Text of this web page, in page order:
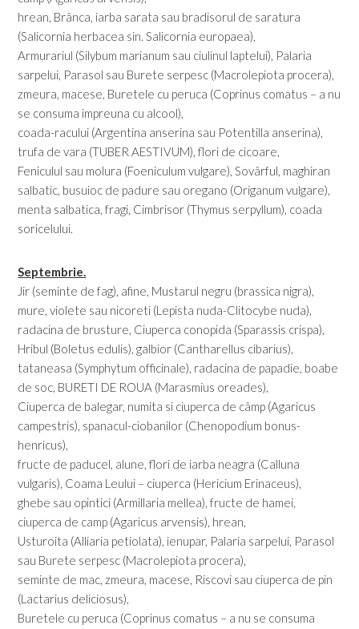
hrean, Brânca, iarba sarata sau bradisorul de saratura
(Salicornia herbacea sin. Salicornia europaea),
Armurariul (Silybum marianum sau ciulinul laptelui), Palaria
sarpelui, Parasol sau Burete serpesc (Macrolepiota procera),
zmeura, macese, Buretele cu peruca (Coprinus comatus – a nu
se consuma impreuna cu alcool),
coada-racului (Argentina anserina sau Potentilla anserina),
trufa de vara (TUBER AESTIVUM), flori de cicoare,
Feniculul sau molura (Foeniculum vulgare), Sovârful, maghiran
salbatic, busuioc de padure sau oregano (Origanum vulgare),
menta salbatica, fragi, Cimbrisor (Thymus serpyllum), coada
soricelului.
Septembrie.
Jir (seminte de fag), afine, Mustarul negru (brassica nigra),
mure, violete sau nicoreti (Lepista nuda-Clitocybe nuda),
radacina de brusture, Ciuperca conopida (Sparassis crispa),
Hribul (Boletus edulis), galbior (Cantharellus cibarius),
tataneasa (Symphytum officinale), radacina de papadie, boabe
de soc, BURETI DE ROUA (Marasmius oreades),
Ciuperca de balegar, numita si ciuperca de câmp (Agaricus
campestris), spanacul-ciobanilor (Chenopodium bonus-
henricus),
fructe de paducel, alune, flori de iarba neagra (Calluna
vulgaris), Coama Leului – ciuperca (Hericium Erinaceus),
ghebe sau opintici (Armillaria mellea), fructe de hamei,
ciuperca de camp (Agaricus arvensis), hrean,
Usturoita (Alliaria petiolata), ienupar, Palaria sarpelui, Parasol
sau Burete serpesc (Macrolepiota procera),
seminte de mac, zmeura, macese, Riscovi sau ciuperca de pin
(Lactarius deliciosus),
Buretele cu peruca (Coprinus comatus – a nu se consuma